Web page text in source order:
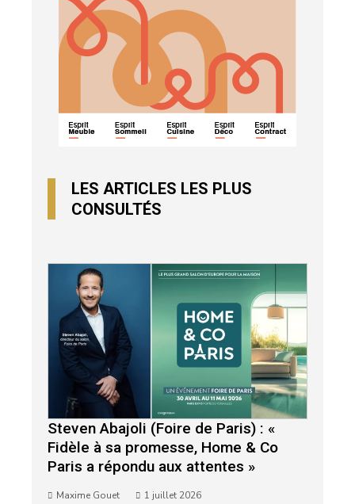
LES ARTICLES LES PLUS
CONSULTÉS
Steven Abajoli (Foire de Paris) : «
Fidèle à sa promesse, Home & Co
Paris a répondu aux attentes »
Maxime Gouet 1 juillet 2026